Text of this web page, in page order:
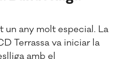
un any molt especial. La
Terrassa va iniciar la
amb el